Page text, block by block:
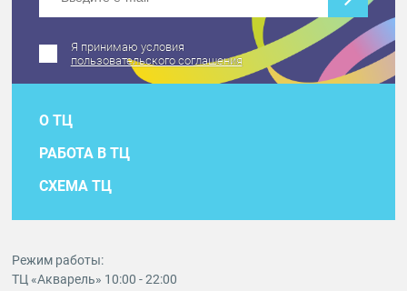
Я принимаю условия
пользовательского соглашения
О ТЦ
РАБОТА В ТЦ
СХЕМА ТЦ
Режим работы:
ТЦ «Акварель» 10:00 - 22:00